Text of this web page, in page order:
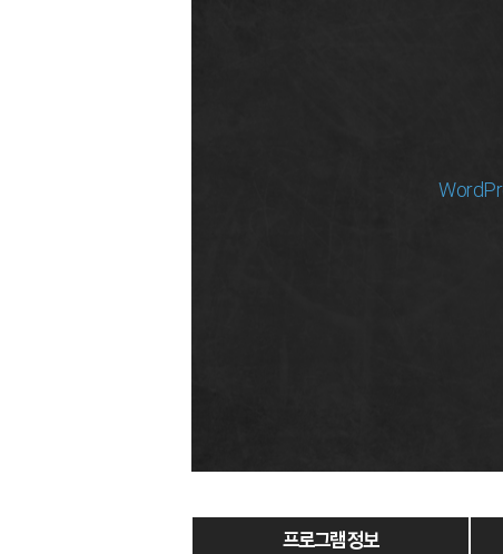
프로그램 정보